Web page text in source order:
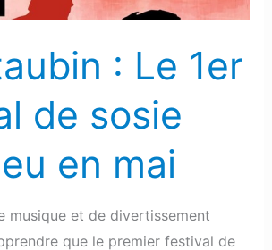
: Le 1er
de sosie
en mai
musique et de divertissement
que le premier festival de